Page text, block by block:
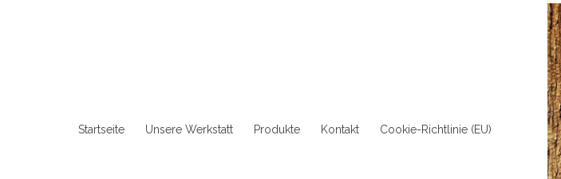
Startseite Unsere Werkstatt Produkte Kontakt Cookie-Richtlinie (EU)